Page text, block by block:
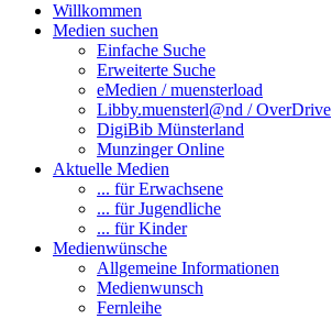
Willkommen
Medien suchen
Einfache Suche
Erweiterte Suche
eMedien / muensterload
Libby.muensterl@nd / OverDrive
DigiBib Münsterland
Munzinger Online
Aktuelle Medien
... für Erwachsene
... für Jugendliche
... für Kinder
Medienwünsche
Allgemeine Informationen
Medienwunsch
Fernleihe